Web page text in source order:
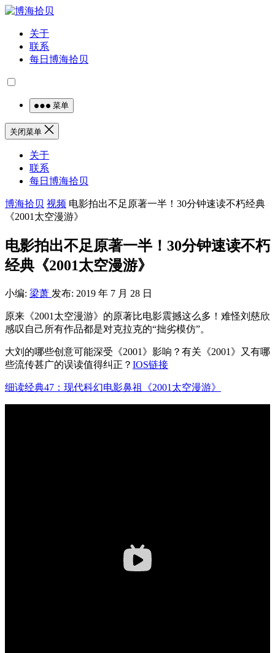
关于
联系
每日博海拾贝
菜单
关闭菜单
关于
联系
每日博海拾贝
博海拾贝 视频 电影拍出不足原著一半！30分钟速读不朽经典
《2001太空漫游》
电影拍出不足原著一半！30分钟速读不朽
经典《2001太空漫游》
小编: 梁萧 发布: 2019 年 7 月 28 日
原来《2001太空漫游》的原著比电影震撼这么多！难怪刘慈欣
感叹自己所有作品都是对克拉克的“拙劣模仿”。
大刘的哪些创意可能深受《2001》影响？有关《2001》又有哪
些流传甚广的误读值得纠正？ IOS链接
细读经典47：现代科幻电影鼻祖《2001太空漫游》